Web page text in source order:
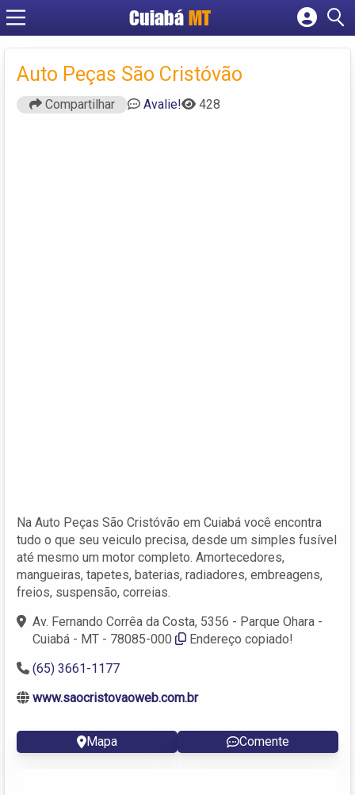
Cuiabá MT
Cadastrar empresa
Criar conta
Auto Peças São Cristóvão
Compartilhar Avalie! 428
Na Auto Peças São Cristóvão em Cuiabá você encontra
tudo o que seu veiculo precisa, desde um simples fusível
até mesmo um motor completo. Amortecedores,
mangueiras, tapetes, baterias, radiadores, embreagens,
freios, suspensão, correias.
Av. Fernando Corrêa da Costa, 5356 - Parque Ohara -
Cuiabá - MT - 78085-000
Endereço copiado!
(65) 3661-1177
www.saocristovaoweb.com.br
Mapa Comente